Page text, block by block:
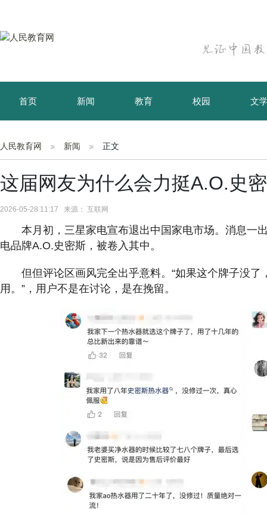
首页 新闻 教育 校园 文
育儿 资讯
人民教育网 新闻 正文
这届网友为什么会力挺A.O.史
2026-05-28 11:17 来源： 互联网
本月初，三星家电宣布退出中国家电市场。消息一
电品牌A.O.史密斯，被卷入其中。
但但评论区画风完全出乎意料。“如果这个牌子没
用。”，用户不是在讨论，是在挽留。